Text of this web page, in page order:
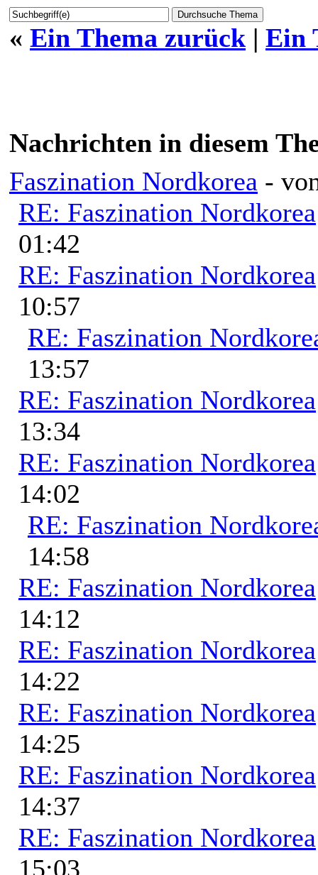
« Ein Thema zurück | Ein
Nachrichten in diesem
Faszination Nordkorea -
RE: Faszination Nordkorea
01:42
RE: Faszination Nordkorea
10:57
RE: Faszination
13:57
RE: Faszination Nordkorea
13:34
RE: Faszination Nordkorea
14:02
RE: Faszination
14:58
RE: Faszination Nordkorea
14:12
RE: Faszination Nordkorea
14:22
RE: Faszination Nordkorea
14:25
RE: Faszination Nordkorea
14:37
RE: Faszination Nordkorea
15:03